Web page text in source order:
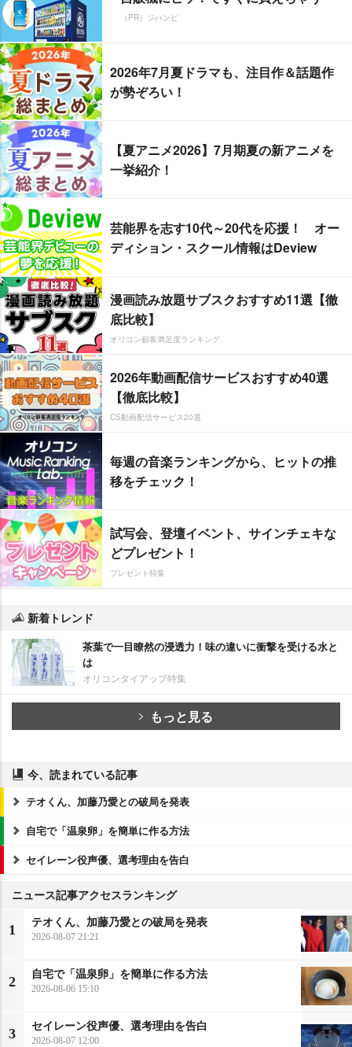
（PR）ジハンピ
2026年7月夏ドラマも、注目作＆話題作
が勢ぞろい！
【夏アニメ2026】7月期夏の新アニメを
一挙紹介！
芸能界を志す10代～20代を応援！ オー
ディション・スクール情報はDeview
漫画読み放題サブスクおすすめ11選【徹
底比較】
オリコン顧客満足度ランキング
2026年動画配信サービスおすすめ40選
【徹底比較】
CS動画配信サービス20選
毎週の音楽ランキングから、ヒットの推
移をチェック！
試写会、登壇イベント、サインチェキな
どプレゼント！
プレゼント特集
新着トレンド
茶葉で一目瞭然の浸透力！味の違いに衝撃を受ける水と
は
オリコンタイアップ特集
もっと見る
今、読まれている記事
テオくん、加藤乃愛との破局を発表
自宅で「温泉卵」を簡単に作る方法
セイレーン役声優、選考理由を告白
ニュース記事アクセスランキング
1
テオくん、加藤乃愛との破局を発表
2026-08-07 21:21
2
自宅で「温泉卵」を簡単に作る方法
2026-08-06 15:10
3
セイレーン役声優、選考理由を告白
2026-08-07 12:00